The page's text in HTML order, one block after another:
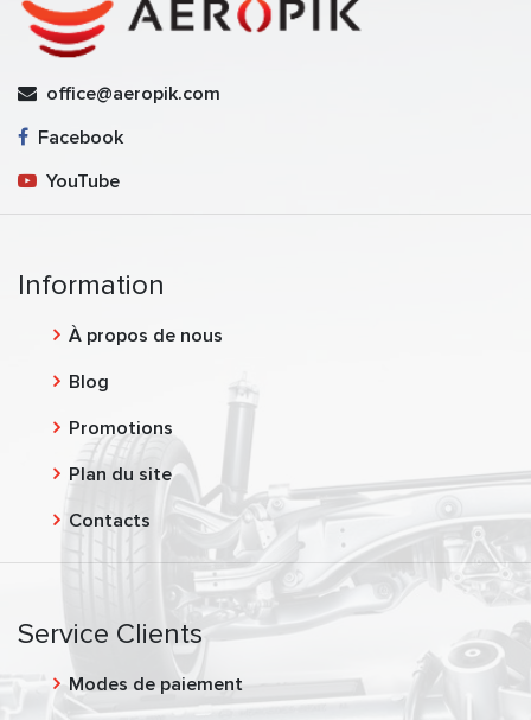
office@aeropik.com
Facebook
YouTube
Information
À propos de nous
Blog
Promotions
Plan du site
Contacts
Service Clients
Modes de paiement